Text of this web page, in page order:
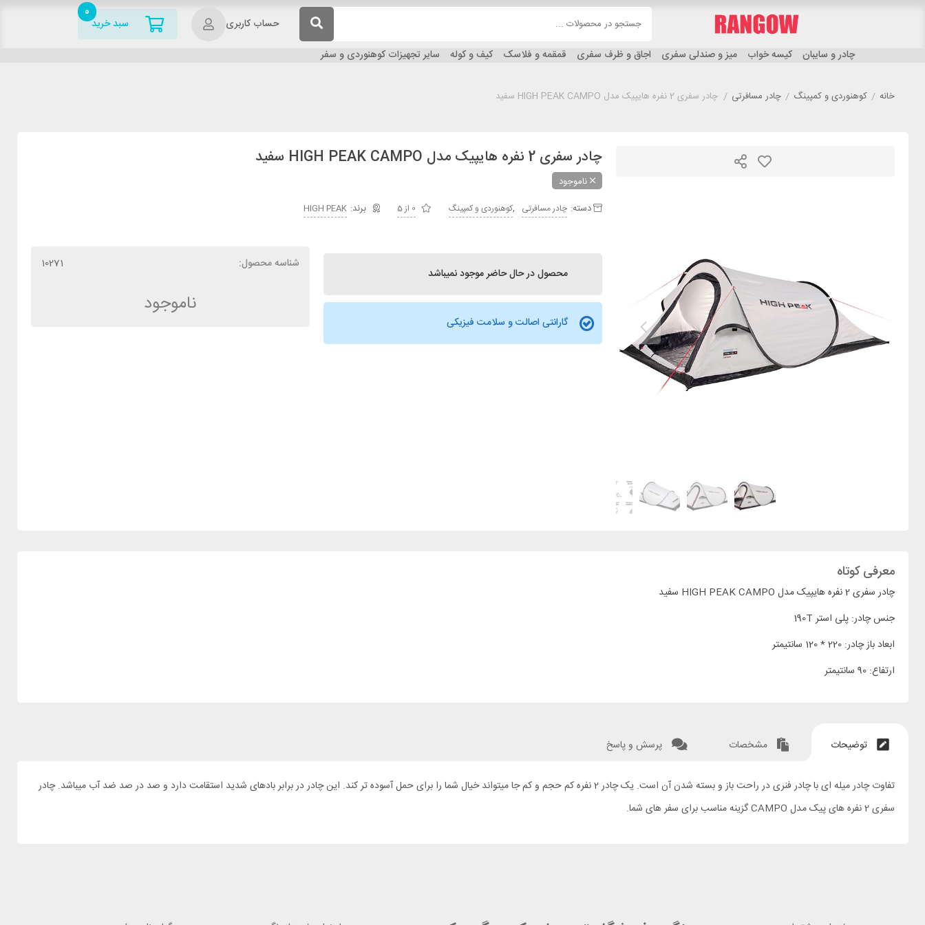
حساب کاربری سبد خرید
0
چادر و سایبان کیسه خواب میز و صندلی سفری اجاق و ظرف سفری قمقمه و فلاسک کیف و کوله سایر تجهیزات کوهنوردی و سفر
خانه / کوهنوردی و کمپینگ / چادر مسافرتی / چادر سفری 2 نفره هایپیک مدل HIGH PEAK CAMPO سفید
چادر سفری 2 نفره هایپیک مدل HIGH PEAK CAMPO سفید
ناموجود
دسته: چادر مسافرتی ,کوهنوردی و کمپینگ 0 از 5 HIGH PEAK
محصول در حال حاضر موجود نمیباشد
گارانتی اصالت و سلامت فیزیکی
شناسه محصول: 10271
ناموجود
معرفی کوتاه
چادر سفری 2 نفره هایپیک مدل HIGH PEAK CAMPO سفید
جنس چادر: پلی استر 190T
ابعاد باز چادر: 220 * 120 سانتیمتر
ارتفاع: 90 سانتیمتر
توضیحات مشخصات پرسش و پاسخ
تفاوت چادر میله ای با چادر فنری در راحت باز و بسته شدن آن است. یک چادر 2 نفره کم حجم و کم جا میتواند خیال شما را برای حمل آسوده تر کند. این چادر در برابر بادهای شدید استقامت دارد و صد در صد ضد آب میباشد. چادر
سفری 2 نفره های پیک مدل CAMPO گزینه مناسب برای سفر های شما.